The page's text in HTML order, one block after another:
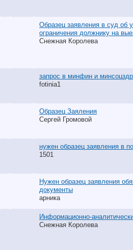
Образец заявления в суд об
ограничения должнику на
Снежная Королева
запрос в минфин и
fotinia1
Образец Заяления
Сергей Громовой
нужен образец заявления в
1501
Нужен образец заявления
документы
арника
Информационно-
Снежная Королева